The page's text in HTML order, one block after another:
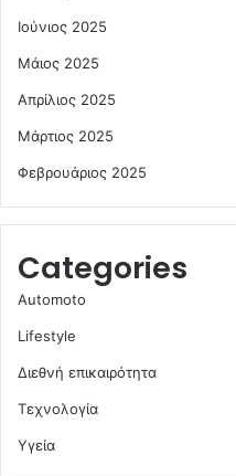
Ιούνιος 2025
Μάιος 2025
Απρίλιος 2025
Μάρτιος 2025
Φεβρουάριος 2025
Categories
Automoto
Lifestyle
Διεθνή επικαιρότητα
Τεχνολογία
Υγεία